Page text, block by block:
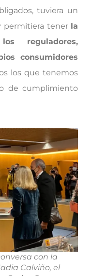
tuviera un
permitiera tener la
reguladores,
consumidores
los que tenemos
de cumplimiento
con la
Calviño, el